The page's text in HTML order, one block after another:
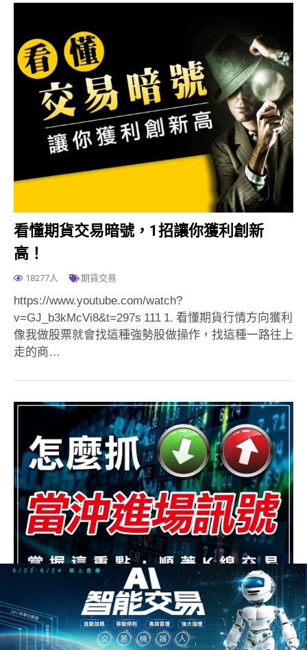
看懂期貨交易暗號，1招讓你獲利創新
高！
18277人 期貨交易
https://www.youtube.com/watch?
v=GJ_b3kMcVi8&t=297s 111 1. 看懂期貨行情方向獲利
像我做股票就會找這種強勢股做操作，找這種一路往上
走的商…
掌握「當沖進場訊號」1大重點，教你輕